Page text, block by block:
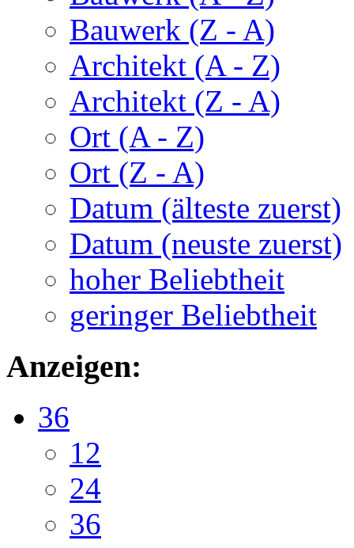
Bauwerk (Z - A)
Architekt (A - Z)
Architekt (Z - A)
Ort (A - Z)
Ort (Z - A)
Datum (älteste zuerst)
Datum (neuste zuerst)
hoher Beliebtheit
geringer Beliebtheit
Anzeigen:
36
12
24
36